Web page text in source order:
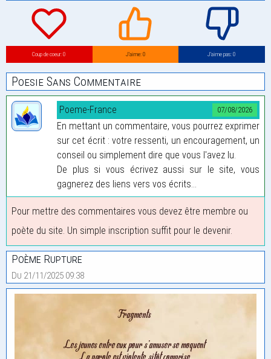
Coup de coeur: 0 J’aime: 0 J’aime pas: 0
Poesie Sans Commentaire
07/08/2026
Poeme-France
En mettant un commentaire, vous pourrez exprimer
sur cet écrit : votre ressenti, un encouragement, un
conseil ou simplement dire que vous l'avez lu.
De plus si vous écrivez aussi sur le site, vous
gagnerez des liens vers vos écrits...
Pour mettre des commentaires vous devez être membre ou
poète du site. Un simple inscription suffit pour le devenir.
Poème Rupture
Du 21/11/2025 09:38